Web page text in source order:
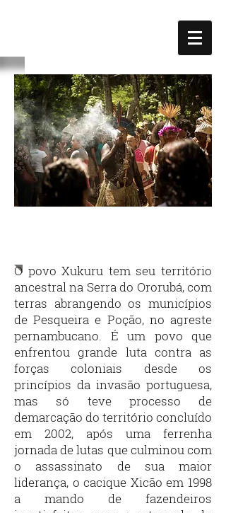
O povo Xukuru tem seu território
ancestral na Serra do Ororubá, com
terras abrangendo os municípios
de Pesqueira e Poção, no agreste
pernambucano. É um povo que
enfrentou grande luta contra as
forças coloniais desde os
princípios da invasão portuguesa,
mas só teve processo de
demarcação do território concluído
em 2002, após uma ferrenha
jornada de lutas que culminou com
o assassinato de sua maior
liderança, o cacique Xicão em 1998
a mando de fazendeiros